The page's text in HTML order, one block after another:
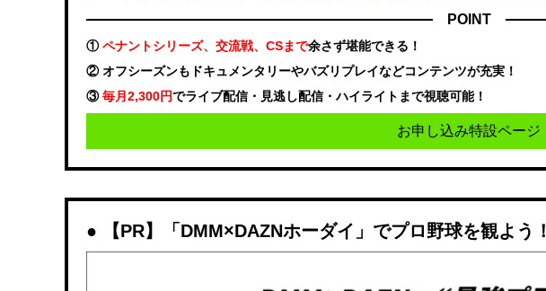
POINT
①ペナントシリーズ、交流戦、CSまで余さず堪能できる！
② オフシーズンもドキュメンタリーやバズリプレイなどコンテンツが充実！
③毎月2,300円でライブ配信・見逃し配信・ハイライトまで視聴可能！
お申し込み特設ページ
【PR】「DMM×DAZNホーダイ」でプロ野球を観よう！